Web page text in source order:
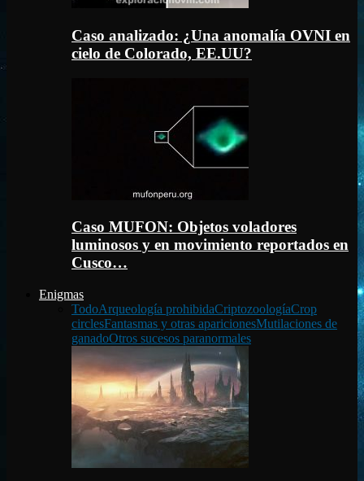
Caso analizado: ¿Una anomalía OVNI en
cielo de Colorado, EE.UU?
Caso MUFON: Objetos voladores
luminosos y en movimiento reportados en
Cusco…
Enigmas
TodoArqueología prohibidaCriptozoologíaCrop
circlesFantasmas y otras aparicionesMutilaciones de
ganadoOtros sucesos paranormales